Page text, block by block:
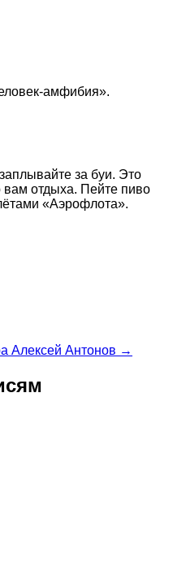
амфибия».
за буи. Это
вам отдыха. Пейте пиво
«Аэрофлота».
Алексей Антонов →